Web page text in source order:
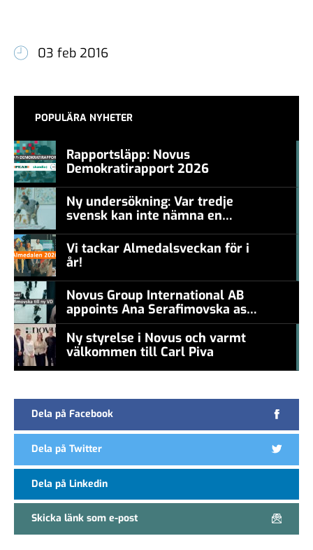
03 feb 2016
POPULÄRA NYHETER
Rapportsläpp: Novus
Demokratirapport 2026
Ny undersökning: Var tredje
svensk kan inte nämna en
levande konstnär
Vi tackar Almedalsveckan för i
år!
Novus Group International AB
appoints Ana Serafimovska as
new CEO
Ny styrelse i Novus och varmt
välkommen till Carl Piva
Dela på Facebook
Dela på Twitter
Dela på Linkedin
Skicka länk som e-post